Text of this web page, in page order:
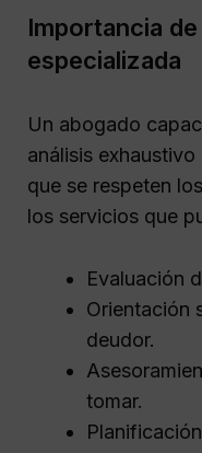
Importancia
especializada
Un abogado
análisis
que se respeten
los servicios que
Evaluación
Orientación
deudor.
tomar.